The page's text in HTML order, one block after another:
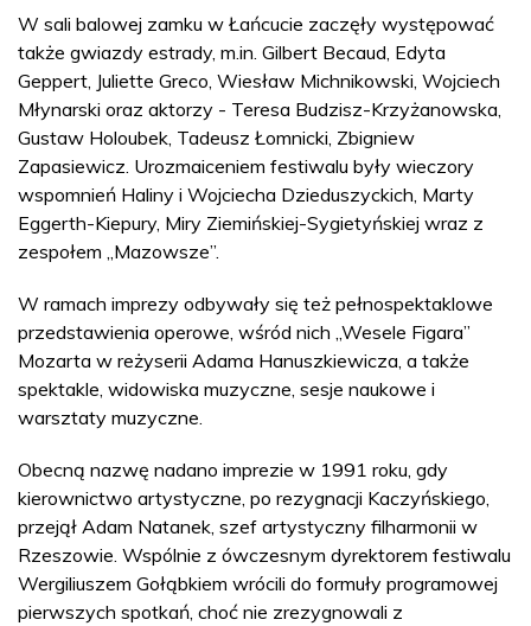
W sali balowej zamku w Łańcucie zaczęły występować
także gwiazdy estrady, m.in. Gilbert Becaud, Edyta
Geppert, Juliette Greco, Wiesław Michnikowski, Wojciech
Młynarski oraz aktorzy - Teresa Budzisz-Krzyżanowska,
Gustaw Holoubek, Tadeusz Łomnicki, Zbigniew
Zapasiewicz. Urozmaiceniem festiwalu były wieczory
wspomnień Haliny i Wojciecha Dzieduszyckich, Marty
Eggerth-Kiepury, Miry Ziemińskiej-Sygietyńskiej wraz z
zespołem „Mazowsze”.
W ramach imprezy odbywały się też pełnospektaklowe
przedstawienia operowe, wśród nich „Wesele Figara”
Mozarta w reżyserii Adama Hanuszkiewicza, a także
spektakle, widowiska muzyczne, sesje naukowe i
warsztaty muzyczne.
Obecną nazwę nadano imprezie w 1991 roku, gdy
kierownictwo artystyczne, po rezygnacji Kaczyńskiego,
przejął Adam Natanek, szef artystyczny filharmonii w
Rzeszowie. Wspólnie z ówczesnym dyrektorem festiwalu
Wergiliuszem Gołąbkiem wrócili do formuły programowej
pierwszych spotkań, choć nie zrezygnowali z